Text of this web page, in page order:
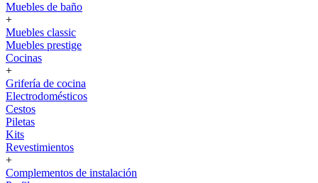
Muebles de baño
+
Muebles classic
Muebles prestige
Cocinas
+
Grifería de cocina
Electrodomésticos
Cestos
Piletas
Kits
Revestimientos
+
Complementos de instalación